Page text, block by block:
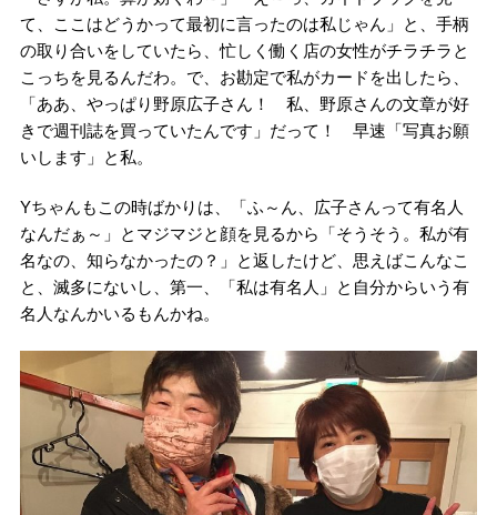
て、ここはどうかって最初に言ったのは私じゃん」と、手柄
の取り合いをしていたら、忙しく働く店の女性がチラチラと
こっちを見るんだわ。で、お勘定で私がカードを出したら、
「ああ、やっぱり野原広子さん！ 私、野原さんの文章が好
きで週刊誌を買っていたんです」だって！ 早速「写真お願
いします」と私。
Yちゃんもこの時ばかりは、「ふ～ん、広子さんって有名人
なんだぁ～」とマジマジと顔を見るから「そうそう。私が有
名なの、知らなかったの？」と返したけど、思えばこんなこ
と、滅多にないし、第一、「私は有名人」と自分からいう有
名人なんかいるもんかね。